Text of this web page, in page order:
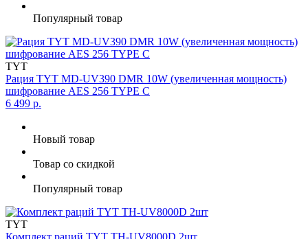
Популярный товар
TYT
Рация TYT MD-UV390 DMR 10W (увеличенная мощность)
шифрование AES 256 TYPE C
6 499 р.
Новый товар
Товар со скидкой
Популярный товар
TYT